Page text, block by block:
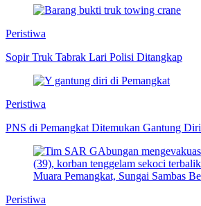
Peristiwa
Sopir Truk Tabrak Lari Polisi Ditangkap
Peristiwa
PNS di Pemangkat Ditemukan Gantung Diri
Peristiwa